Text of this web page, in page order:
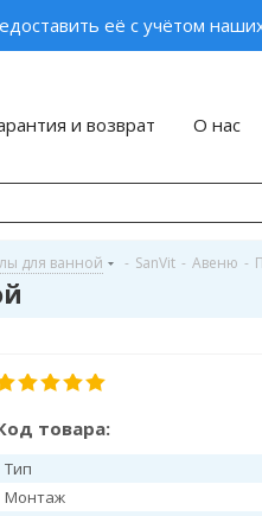
её с учётом
и возврат О нас
для ванной - SanVit - Авеню -
товара:
Тип
Монтаж